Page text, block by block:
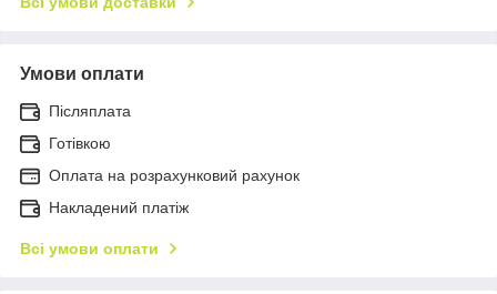
Умови оплати
Післяплата
Готівкою
Оплата на розрахунковий рахунок
Накладений платіж
Всі умови оплати